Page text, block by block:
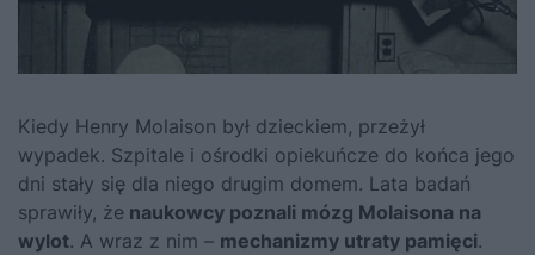
Kiedy Henry Molaison był dzieckiem, przeżył
wypadek. Szpitale i ośrodki opiekuńcze do końca jego
dni stały się dla niego drugim domem. Lata badań
sprawiły, że naukowcy poznali mózg Molaisona na
wylot. A wraz z nim – mechanizmy utraty pamięci.